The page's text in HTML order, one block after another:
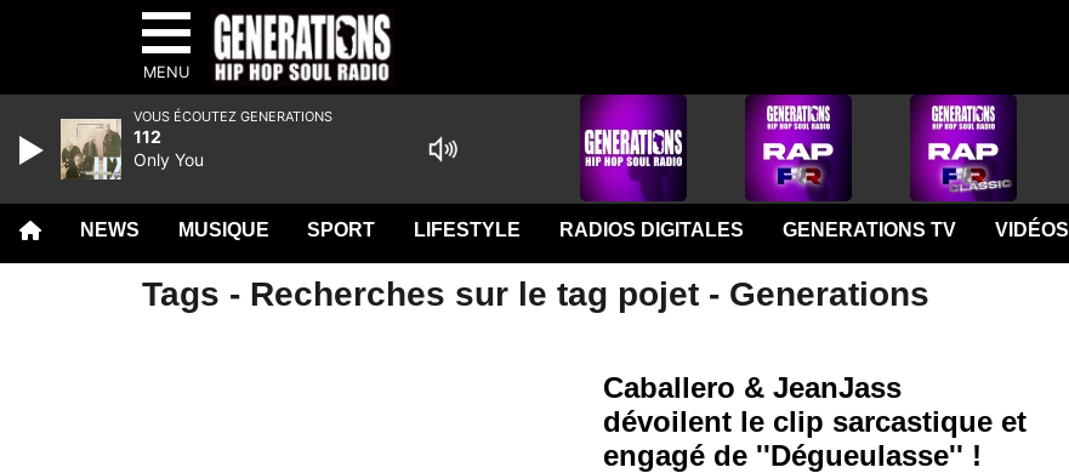
MENU
NEWS MUSIQUE SPORT LIFESTYLE RADIOS DIGITALES GENERATIONS TV VIDÉOS
Tags - Recherches sur le tag pojet - Generations
Caballero & JeanJass
dévoilent le clip sarcastique et
engagé de ''Dégueulasse'' !
VOUS ÉCOUTEZ GENERATIONS
112
Only You